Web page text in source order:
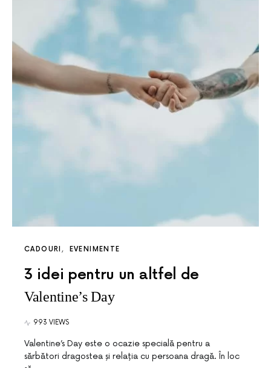
CADOURI EVENIMENTE
3 idei pentru un altfel de
Valentine’s Day
993 VIEWS
Valentine’s Day este o ocazie specială pentru a
sărbători dragostea și relația cu persoana dragă. În loc